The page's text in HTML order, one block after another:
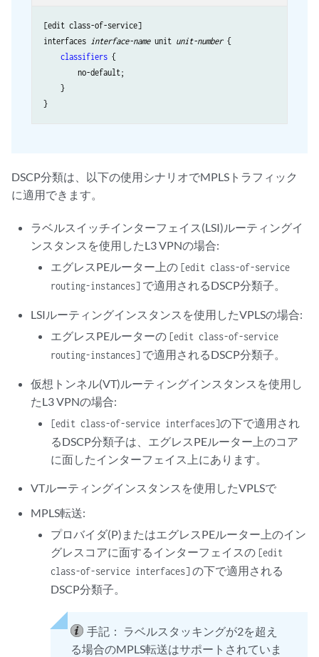
[edit class-of-service]
interfaces interface-name unit unit-number {
classifiers {
        no-default;
    }
DSCP分類は、以下の使用シナリオでMPLSトラフィック
に適用できます。
ラベルスイッチインターフェイス(LSI)ルーティングイ
ンスタンスを使用したL3 VPNの場合:
エグレスPEルーター上の [edit class-of-service
routing-instances] で適用されるDSCP分類子。
LSIルーティングインスタンスを使用したVPLSの場合:
エグレスPEルーターの [edit class-of-service
routing-instances] で適用されるDSCP分類子。
仮想トンネル(VT)ルーティングインスタンスを使用し
たL3 VPNの場合:
[edit class-of-service interfaces]の下で適用され
るDSCP分類子は、エグレスPEルーター上のコア
に面したインターフェイス上にあります。
VTルーティングインスタンスを使用したVPLSで
MPLS転送:
プロバイダ(P)またはエグレスPEルーター上のイン
グレスコアに面するインターフェイスの [edit
class-of-service interfaces] の下で適用される
DSCP分類子。
手記： ラベルスタッキングが2を超え
る場合のMPLS転送はサポートされていま